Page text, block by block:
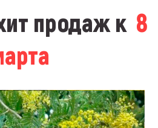
продаж к 8